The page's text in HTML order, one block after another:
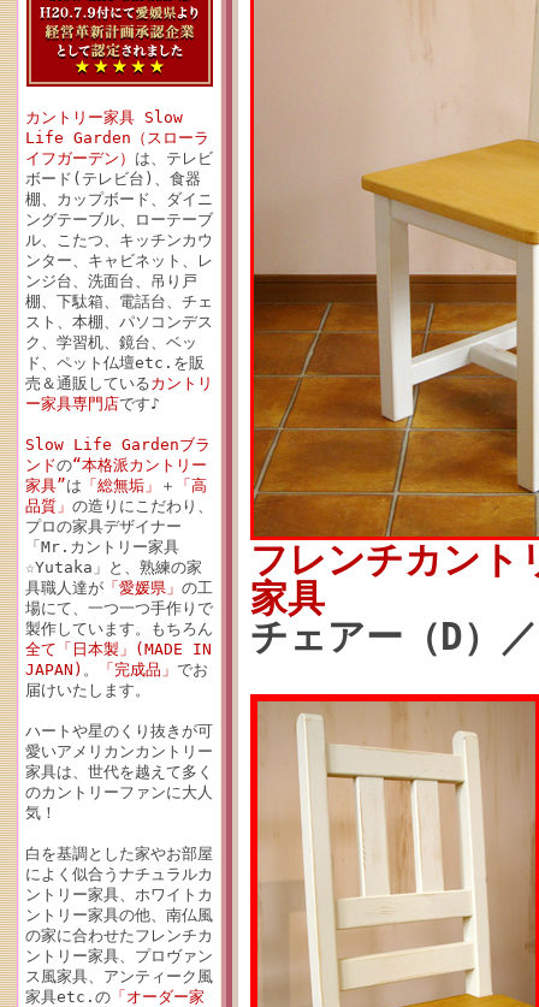
カントリー家具 Slow
Life Garden（スローラ
イフガーデン） は、テレビ
ボード(テレビ台)、食器
棚、カップボード、ダイニ
ングテーブル、ローテーブ
ル、こたつ、キッチンカウ
ンター、キャビネット、レ
ンジ台、洗面台、吊り戸
棚、下駄箱、電話台、チェ
スト、本棚、パソコンデス
ク、学習机、鏡台、ベッ
ド、ペット仏壇etc.を販
売＆通販しているカントリ
ー家具専門店です♪
Slow Life Gardenブラ
ンドの“本格派カントリー
家具”は 「総無垢」 ＋
「高
品質」 の造りにこだわり、
プロの家具デザイナー
「Mr.カントリー家具
☆Yutaka」と、熟練の家
具職人達が 「愛媛県」 の工
場にて、一つ一つ手作りで
製作しています。もちろん
全て「日本製」(MADE IN
JAPAN) 。 「完成品」 でお
届けいたします。
ハートや星のくり抜きが可
愛いアメリカンカントリー
家具は、世代を越えて多く
のカントリーファンに大人
気！
白を基調とした家やお部屋
によく似合うナチュラルカ
ントリー家具、ホワイトカ
ントリー家具の他、南仏風
の家に合わせたフレンチカ
ントリー家具、プロヴァン
ス風家具、アンティーク風
家具etc.の 「オーダー家
フレンチカント
家具
チェアー（D）